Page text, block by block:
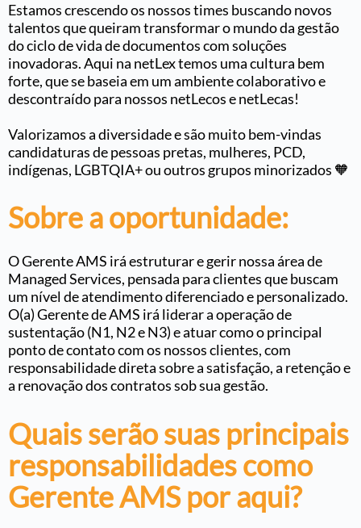
Estamos crescendo os nossos times buscando novos
talentos que queiram transformar o mundo da gestão
do ciclo de vida de documentos com soluções
inovadoras. Aqui na netLex temos uma cultura bem
forte, que se baseia em um ambiente colaborativo e
descontraído para nossos netLecos e netLecas!
Valorizamos a diversidade e são muito bem-vindas
candidaturas de pessoas pretas, mulheres, PCD,
indígenas, LGBTQIA+ ou outros grupos minorizados 🧡
Sobre a oportunidade:
O Gerente AMS irá estruturar e gerir nossa área de
Managed Services, pensada para clientes que buscam
um nível de atendimento diferenciado e personalizado.
O(a) Gerente de AMS irá liderar a operação de
sustentação (N1, N2 e N3) e atuar como o principal
ponto de contato com os nossos clientes, com
responsabilidade direta sobre a satisfação, a retenção e
a renovação dos contratos sob sua gestão.
Quais serão suas principais
responsabilidades como
Gerente AMS por aqui?